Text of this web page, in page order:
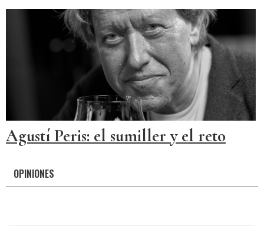
Agustí Peris: el sumiller y el reto
OPINIONES